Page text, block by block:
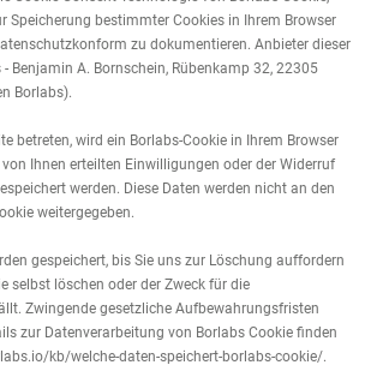
Speicherung bestimmter Cookies in Ihrem Browser
zu dokumentieren. Anbieter dieser
Benjamin A. Bornschein, Rübenkamp 32, 22305
Borlabs).
betreten, wird ein Borlabs-Cookie in Ihrem Browser
Ihnen erteilten Einwilligungen oder der Widerruf
werden. Diese Daten werden nicht an den
weitergegeben.
gespeichert, bis Sie uns zur Löschung auffordern
selbst löschen oder der Zweck für die
Zwingende gesetzliche Aufbewahrungsfristen
zur Datenverarbeitung von Borlabs Cookie finden
kb/welche-daten-speichert-borlabs-cookie/.